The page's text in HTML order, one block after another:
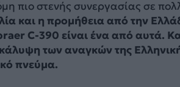
πιο στενής συνεργασίας σε
και η προμήθεια από την
C-390 είναι ένα από αυτά.
των αναγκών της
πνεύμα.